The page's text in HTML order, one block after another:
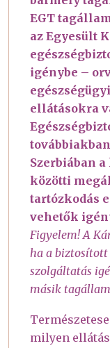
EGT
az Egyesült
igénybe –
ellátásokra
Szerbiában
közötti
tartózkodás
vehetők
Figyelem! A
ha a biztosított
szolgáltatás
másik
milyen